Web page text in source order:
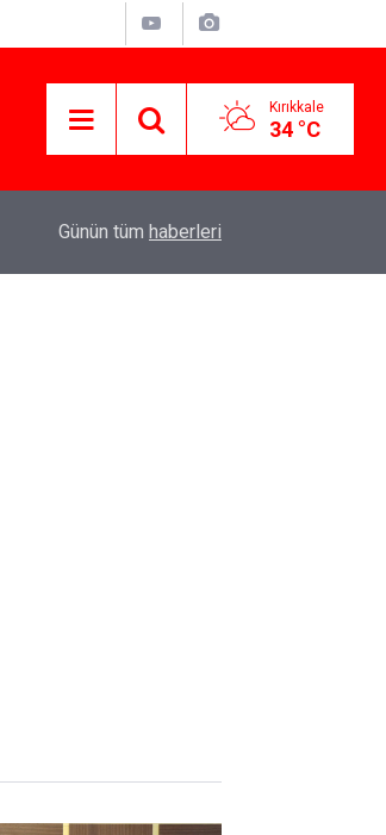
Kırıkkale
34 °C
Kırıkkale’de hayvan hastalıklarına karşı
Günün tüm haberleri